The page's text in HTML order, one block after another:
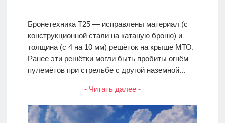
Бронетехника T25 — исправлены материал (с
конструкционной стали на катаную броню) и
толщина (с 4 на 10 мм) решёток на крыше МТО.
Ранее эти решётки могли быть пробиты огнём
пулемётов при стрельбе с другой наземной...
- Читать далее -